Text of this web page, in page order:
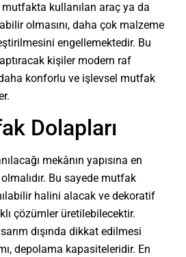
mutfakta kullanılan araç ya da
olmasını, daha çok malzeme
engellemektedir. Bu
kişiler modern raf
konforlu ve işlevsel mutfak
Dolapları
mekânın yapısına en
Bu sayede mutfak
halini alacak ve dekoratif
çözümler üretilebilecektir.
dışında dikkat edilmesi
depolama kapasiteleridir. En